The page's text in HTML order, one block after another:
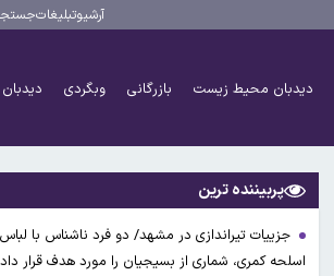
آرشیوتبلیغات
دیدبان محیط زیست بازرگانی وبگردی دیدبان
پربیننده ترین
جزییات تیراندازی در مشهد/ دو فرد ناشناس با لباس
اسلحه کمری، شماری از بسیجیان را مورد هدف قرار